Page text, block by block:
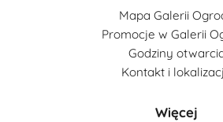
Mapa Galerii
Promocje w Galerii
Godziny
Kontakt i
Więcej